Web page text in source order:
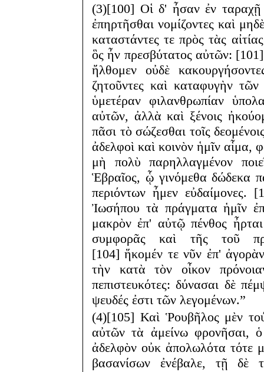
(3)[100] Οἱ δ' ἦσαν ἐν ταραχῇ
ἐπηρτῆσθαι νομίζοντες καὶ
καταστάντες τε πρὸς τὰς
ὃς ἦν πρεσβύτατος αὐτῶν:
ἤλθομεν οὐδὲ
ζητοῦντες καὶ καταφυγὴν
ὑμετέραν φιλανθρωπίαν
αὐτῶν, ἀλλὰ καὶ ξένοις
πᾶσι τὸ σώζεσθαι τοῖς
ἀδελφοὶ καὶ κοινὸν ἡμῖν αἷμα,
μὴ πολὺ παρηλλαγμένον
Ἑβραῖος, ᾧ γινόμεθα δώδεκα
περιόντων ἦμεν εὐδαίμονες.
Ἰωσήπου τὰ πράγματα ἡμῖν
μακρὸν ἐπ' αὐτῷ πένθος
συμφορᾶς καὶ τῆς τοῦ
[104] ἥκομέν τε νῦν ἐπ'
τὴν κατὰ τὸν οἶκον
πεπιστευκότες: δύνασαι δὲ
ψευδές ἐστι τῶν λεγομένων.”
(4)[105] Καὶ Ῥουβῆλος μὲν
αὐτῶν τὰ ἀμείνω φρονῆσαι,
ἀδελφὸν οὐκ ἀπολωλότα τότε
βασανίσων ἐνέβαλε, τῇ δὲ